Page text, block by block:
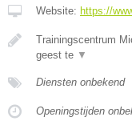
Website: https://
Trainingscentrum
geest te ▼
Diensten onbekend
Openingstijden